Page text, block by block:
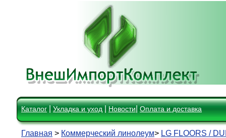
Каталог Укладка и уход Новости Оплата и доставка
Главная > Коммерческий линолеум> LG FLOORS /